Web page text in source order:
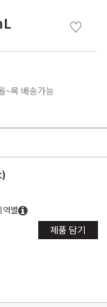
♡
~목 배송가능
역별
제품 담기